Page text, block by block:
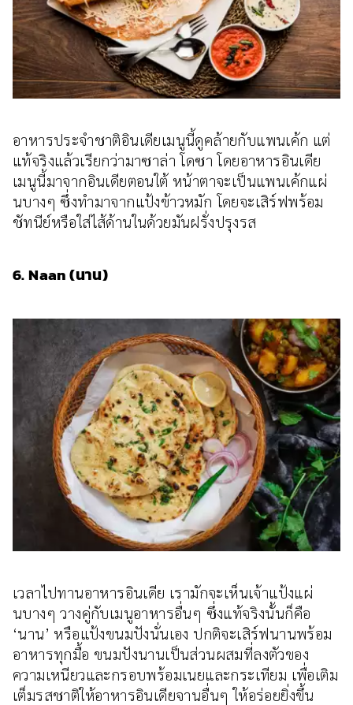
อาหารประจำชาติอินเดียเมนูนี้ดูคล้ายกับแพนเค้ก แต่
แท้จริงแล้วเรียกว่ามาซาล่า โดซา โดยอาหารอินเดีย
เมนูนี้มาจากอินเดียตอนใต้ หน้าตาจะเป็นแพนเค้กแผ่
นบางๆ ซึ่งทำมาจากแป้งข้าวหมัก โดยจะเสิร์ฟพร้อม
ชัทนีย์หรือใส่ไส้ด้านในด้วยมันฝรั่งปรุงรส
6. Naan (นาน)
เวลาไปทานอาหารอินเดีย เรามักจะเห็นเจ้าแป้งแผ่
นบางๆ วางคู่กับเมนูอาหารอื่นๆ ซึ่งแท้จริงนั้นก็คือ
‘นาน’ หรือแป้งขนมปังนั่นเอง ปกติจะเสิร์ฟนานพร้อม
อาหารทุกมื้อ ขนมปังนานเป็นส่วนผสมที่ลงตัวของ
ความเหนียวและกรอบพร้อมเนยและกระเทียม เพื่อเติม
เต็มรสชาติให้อาหารอินเดียจานอื่นๆ ให้อร่อยยิ่งขึ้น